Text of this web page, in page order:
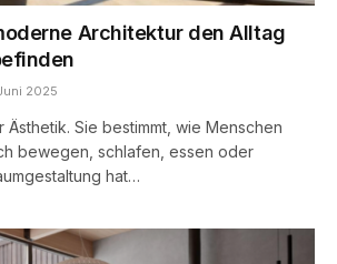
Architektur den Alltag
2025
Ästhetik. Sie bestimmt, wie Menschen
bewegen, schlafen, essen oder
hat…